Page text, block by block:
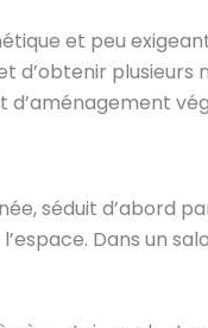
et peu
plusieurs
séduit d’abord
Dans un